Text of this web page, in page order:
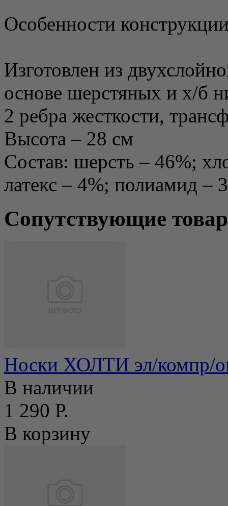
Особенности
Изготовлен из
основе шерстяных и х/б
2 ребра жесткости,
Высота – 28 см
Состав: шерсть – 46%;
латекс – 4%; полиамид –
Сопутствующие
Носки ХОЛТИ эл/компр/
В наличии
1 290 Р.
В корзину